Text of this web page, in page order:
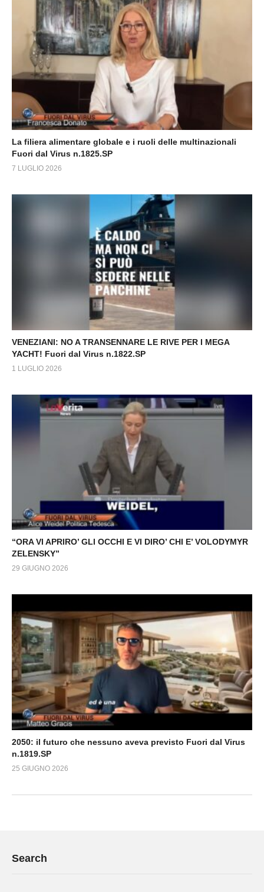
La filiera alimentare globale e i ruoli delle multinazionali
Fuori dal Virus n.1825.SP
7 LUGLIO 2026
VENEZIANI: NO A TRANSENNARE LE RIVE PER I MEGA
YACHT! Fuori dal Virus n.1822.SP
1 LUGLIO 2026
“ORA VI APRIRO’ GLI OCCHI E VI DIRO’ CHI E’ VOLODYMYR
ZELENSKY”
29 GIUGNO 2026
2050: il futuro che nessuno aveva previsto Fuori dal Virus
n.1819.SP
25 GIUGNO 2026
Search